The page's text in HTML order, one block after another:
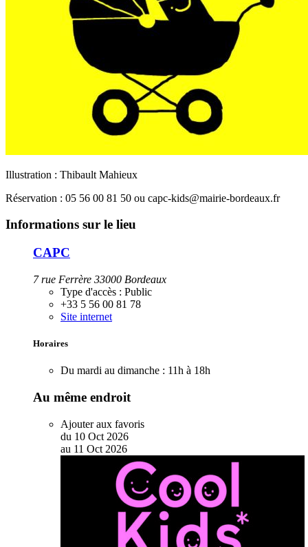
Illustration : Thibault Mahieux
Réservation : 05 56 00 81 50 ou capc-kids@mairie-bordeaux.fr
Informations sur le lieu
CAPC
7 rue Ferrère 33000 Bordeaux
Type d'accès : Public
+33 5 56 00 81 78
Site internet
Horaires
Du mardi au dimanche : 11h à 18h
Au même endroit
Ajouter aux favoris
du 10 Oct 2026
au 11 Oct 2026